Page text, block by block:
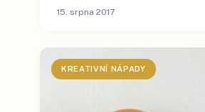
15. srpna 2017
KREATIVNÍ NÁPADY